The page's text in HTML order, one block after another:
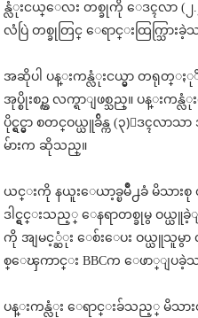
န္လံုးငယ္ေလး တစ္ခုကို ေဒၚလာ
လံပြဲ တစ္ခုတြင္ ေရာင္းထြက္သြားခဲ့
အဆိုပါ ပန္းကန္လံုးငယ္မွာ တရုတ္ႏုိ
အုပ္စိုးစဥ္က လက္ရာျဖစ္သည္။ ပန္
ပိုင္ရွင္မွာ စတင္ဝယ္ယူခ်ိန္က (၃)ေဒၚ
မ်ားက ဆိုသည္။
ယင္းကို နယူးေယာ့ခ္ၿမိဳ႕ခံ မိသားစု တ
ဒါင္ရွင္းသည့္ ေနရာတစ္ခုမွ ဝယ္ယူ
ကို အျမင့္ဆံုး ေစ်းေပး ဝယ္ယူသူမွာ လ
စ္ေၾကာင္း BBCက ေဖာ္ျပခဲ့
ပန္းကန္လံုး ေရာင္းခ်သည့္ မိသာ